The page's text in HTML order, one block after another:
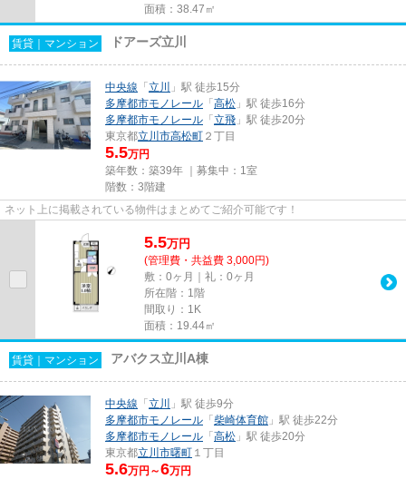
面積：38.47㎡
賃貸｜マンション ドアーズ立川
中央線 「立川
」駅 徒歩15分
多摩都市モノレール 「高松 」駅 徒歩16分
多摩都市モノレール 「立飛 」駅 徒歩20分
東京都立川市高松町 ２丁目
5.5万円
築年数：築39年 ｜募集中： 1室
階数：3階建
ネット上に掲載されている物件はまとめてご紹介可能です！
5.5万円
(管理費・共益費 3,000円)
敷：0ヶ月｜礼：0ヶ月
所在階：1階
間取り：1K
面積：19.44㎡
賃貸｜マンション アバクス立川A棟
中央線 「立川
」駅 徒歩9分
多摩都市モノレール 「柴崎体育館 」駅 徒歩22分
多摩都市モノレール 「高松 」駅 徒歩20分
東京都立川市曙町 １丁目
5.6万円～6万円